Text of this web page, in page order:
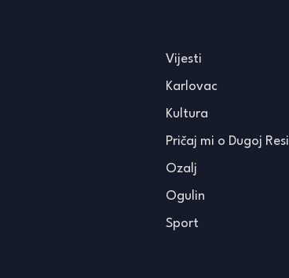
Vijesti
Karlovac
Kultura
Pričaj mi o Dugoj Resi
Ozalj
Ogulin
Sport